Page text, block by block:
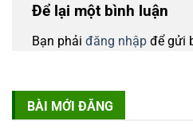
Để lại một bình luận
Bạn phải đăng nhập để gửi
BÀI MỚI ĐĂNG